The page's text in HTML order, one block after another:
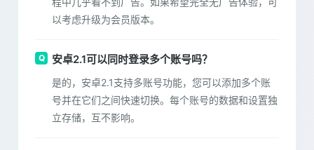
以考虑升级为会员版本。
安卓2.1可以同时登录多个账号吗？
是的，安卓2.1支持多账号功能，您可以添加多个账
号并在它们之间快速切换。每个账号的数据和设置独
立存储，互不影响。